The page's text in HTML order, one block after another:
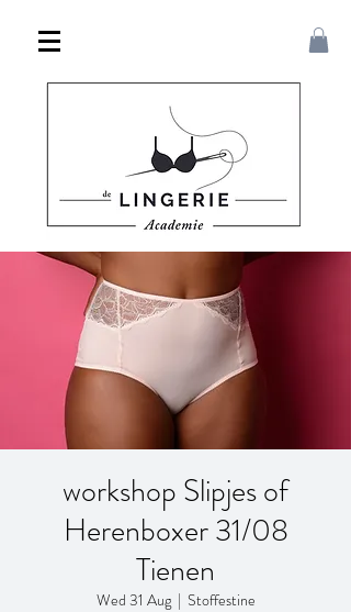
workshop Slipjes of
Herenboxer 31/08
Tienen
Wed 31 Aug
  |
Stoffestine